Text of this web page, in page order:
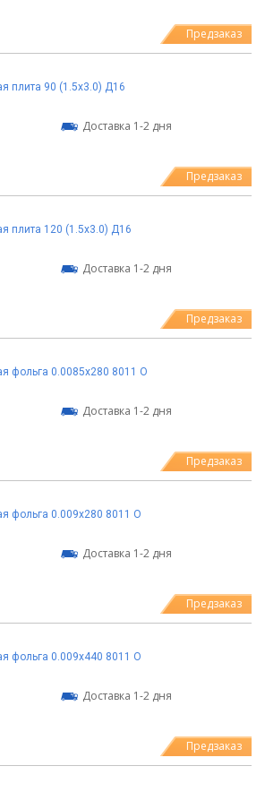
Предзаказ
плита 90 (1.5х3.0) Д16
Доставка 1-2 дня
Предзаказ
плита 120 (1.5х3.0) Д16
Доставка 1-2 дня
Предзаказ
фольга 0.0085х280 8011 О
Доставка 1-2 дня
Предзаказ
фольга 0.009х280 8011 О
Доставка 1-2 дня
Предзаказ
фольга 0.009х440 8011 О
Доставка 1-2 дня
Предзаказ